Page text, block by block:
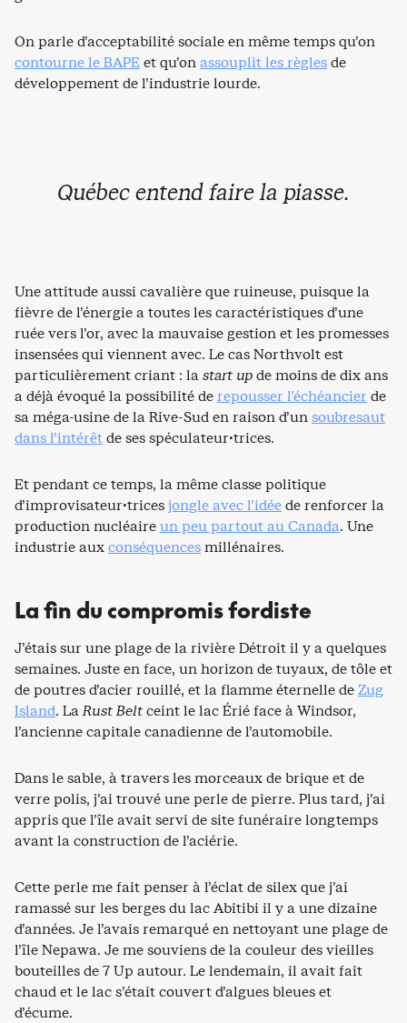
On parle d’acceptabilité sociale en même temps qu’on
contourne le BAPE et qu’onassouplit les règlesde
développement de l’industrie lourde.
Québec entend faire la piasse.
Une attitude aussi cavalière que ruineuse, puisque la
fièvre de l’énergie a toutes les caractéristiques d’une
ruée vers l’or, avec la mauvaise gestion et les promesses
insensées qui viennent avec. Le cas Northvolt est
particulièrement criant : lastart upde moins de dix ans
a déjà évoqué la possibilité derepousser l’échéancier de
sa méga-usine de la Rive-Sud en raison d’unsoubresaut
dans l’intérêtde ses spéculateur·trices.
Et pendant ce temps, la même classe politique
d’improvisateur·tricesjongle avec l’idéede renforcer la
production nucléaireun peu partout au Canada. Une
industrie auxconséquencesmillénaires.
La fin du compromis fordiste
J’étais sur une plage de la rivière Détroit il y a quelques
semaines. Juste en face, un horizon de tuyaux, de tôle et
de poutres d’acier rouillé, et la flamme éternelle deZug
Island. LaRust Beltceint le lac Érié face à Windsor,
l’ancienne capitale canadienne de l’automobile.
Dans le sable, à travers les morceaux de brique et de
verre polis, j’ai trouvé une perle de pierre. Plus tard, j’ai
appris que l’île avait servi de site funéraire longtemps
avant la construction de l’aciérie.
Cette perle me fait penser à l’éclat de silex que j’ai
ramassé sur les berges du lac Abitibi il y a une dizaine
d’années. Je l’avais remarqué en nettoyant une plage de
l’île Nepawa. Je me souviens de la couleur des vieilles
bouteilles de 7 Up autour. Le lendemain, il avait fait
chaud et le lac s’était couvert d’algues bleues et
d’écume.